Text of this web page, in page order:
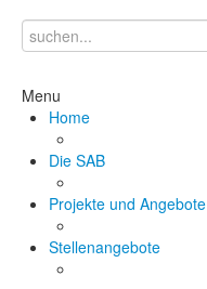
Menu
Home
Die SAB
Projekte und Angebote
Stellenangebote